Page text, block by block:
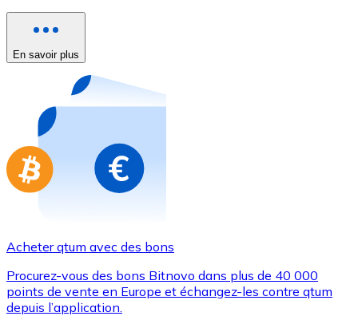
Acheter avec carte
Nouveau
Achetez des cartes-cadeaux de vos marques
Aller à la boutique de cartes-cadeaux
En savoir plus
Acheter qtum avec des bons
Procurez-vous des bons Bitnovo dans plus de 40 000
points de vente en Europe et échangez-les contre qtum
depuis l’application.